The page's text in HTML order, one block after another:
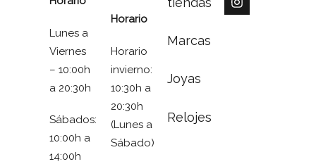
Lunes a
Viernes
– 10:00h
a 20:30h
Sábados:
10:00h a
14:00h
Horario
Horario
invierno:
10:30h a
20:30h
(Lunes a
Sábado)
Marcas
Joyas
Relojes